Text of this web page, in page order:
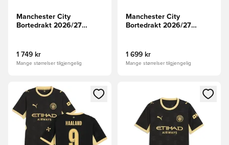
Manchester City
Bortedrakt 2026/27
1 749 kr
Mange størrelser tilgjengelig
Manchester City
Bortedrakt 2026/27
1 699 kr
Mange størrelser tilgjengelig
Åpner en Modal for å logge inn eller registrere deg som
Åpner en Modal for å logge